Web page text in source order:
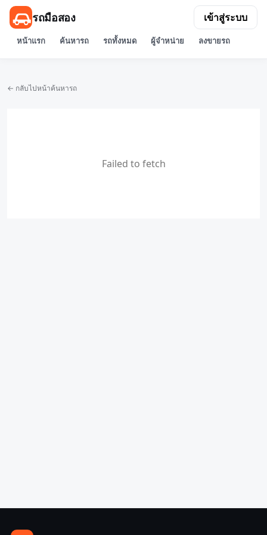
รถมือสอง
หน้าแรก ค้นหารถ รถทั้งหมด ผู้จำหน่าย ลงขายรถ
เข้าสู่ระบบ
← กลับไปหน้าค้นหารถ
Failed to fetch